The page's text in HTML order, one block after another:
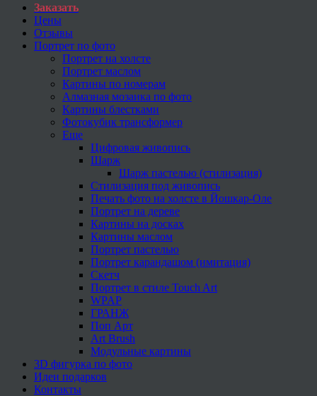
Заказать
Цены
Отзывы
Портрет по фото
Портрет на холсте
Портрет маслом
Картины по номерам
Алмазная мозаика по фото
Картины блестками
Фотокубик трансформер
Еще
Цифровая живопись
Шарж
Шарж пастелью (стилизация)
Стилизация под живопись
Печать фото на холсте в Йошкар-Оле
Портрет на дереве
Картины на досках
Картины маслом
Портрет пастелью
Портрет карандашом (имитация)
Скетч
Портрет в стиле Touch Art
WPAP
ГРАНЖ
Поп Арт
Art Brush
Модульные картины
3D фигурка по фото
Идеи подарков
Контакты